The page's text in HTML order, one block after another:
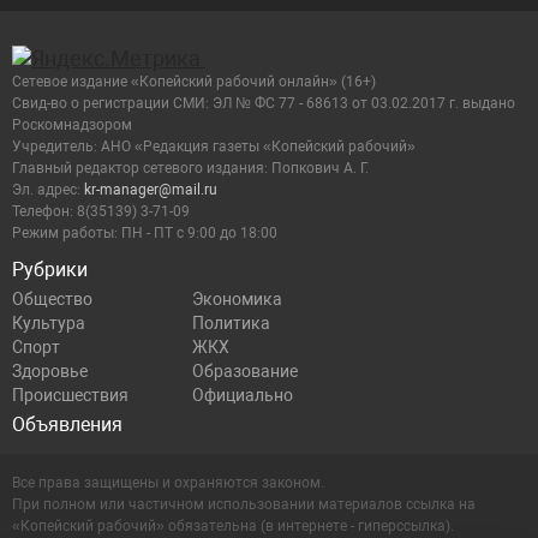
Рубрики
Общество
Экономика
Культура
Политика
Спорт
ЖКХ
Здоровье
Образование
Происшествия
Официально
Объявления
Сетевое издание «Копейский рабочий онлайн» (16+)
Cвид-во о регистрации СМИ: ЭЛ № ФС 77 - 68613 от 03.02.2017 г. выдано
Роскомнадзором
Учредитель: АНО «Редакция газеты «Копейский рабочий»
Главный редактор сетевого издания: Попкович А. Г.
Эл. адрес: kr-manager@mail.ru
Телефон: 8(35139) 3-71-09
Режим работы: ПН - ПТ с 9:00 до 18:00
Все права защищены и охраняются законом.
При полном или частичном использовании материалов ссылка на
«Копейский рабочий» обязательна (в интернете - гиперссылка).